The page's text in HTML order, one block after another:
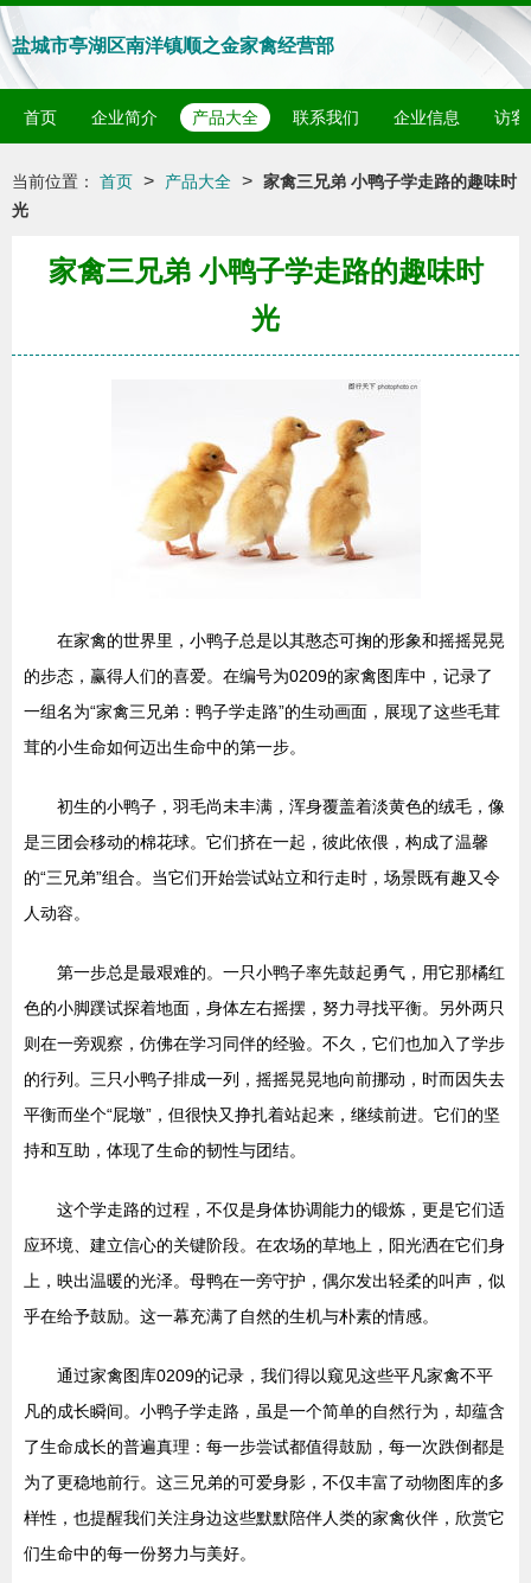
盐城市亭湖区南洋镇顺之金家禽经营部
首页 企业简介 产品大全 联系我们 企业信息 访客
当前位置： 首页 > 产品大全 > 家禽三兄弟 小鸭子学走路的趣味时
光
家禽三兄弟 小鸭子学走路的趣味时
光
在家禽的世界里，小鸭子总是以其憨态可掬的形象和摇摇晃晃
的步态，赢得人们的喜爱。在编号为0209的家禽图库中，记录了
一组名为“家禽三兄弟：鸭子学走路”的生动画面，展现了这些毛茸
茸的小生命如何迈出生命中的第一步。
初生的小鸭子，羽毛尚未丰满，浑身覆盖着淡黄色的绒毛，像
是三团会移动的棉花球。它们挤在一起，彼此依偎，构成了温馨
的“三兄弟”组合。当它们开始尝试站立和行走时，场景既有趣又令
人动容。
第一步总是最艰难的。一只小鸭子率先鼓起勇气，用它那橘红
色的小脚蹼试探着地面，身体左右摇摆，努力寻找平衡。另外两只
则在一旁观察，仿佛在学习同伴的经验。不久，它们也加入了学步
的行列。三只小鸭子排成一列，摇摇晃晃地向前挪动，时而因失去
平衡而坐个“屁墩”，但很快又挣扎着站起来，继续前进。它们的坚
持和互助，体现了生命的韧性与团结。
这个学走路的过程，不仅是身体协调能力的锻炼，更是它们适
应环境、建立信心的关键阶段。在农场的草地上，阳光洒在它们身
上，映出温暖的光泽。母鸭在一旁守护，偶尔发出轻柔的叫声，似
乎在给予鼓励。这一幕充满了自然的生机与朴素的情感。
通过家禽图库0209的记录，我们得以窥见这些平凡家禽不平
凡的成长瞬间。小鸭子学走路，虽是一个简单的自然行为，却蕴含
了生命成长的普遍真理：每一步尝试都值得鼓励，每一次跌倒都是
为了更稳地前行。这三兄弟的可爱身影，不仅丰富了动物图库的多
样性，也提醒我们关注身边这些默默陪伴人类的家禽伙伴，欣赏它
们生命中的每一份努力与美好。